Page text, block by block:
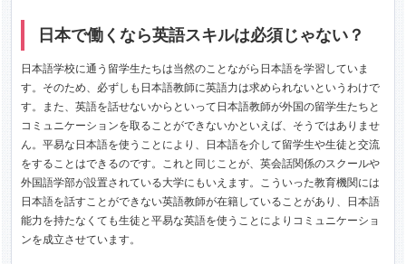
日本で働くなら英語スキルは必須じゃない？
日本語学校に通う留学生たちは当然のことながら日本語を学習していま
す。そのため、必ずしも日本語教師に英語力は求められないというわけで
す。また、英語を話せないからといって日本語教師が外国の留学生たちと
コミュニケーションを取ることができないかといえば、そうではありませ
ん。平易な日本語を使うことにより、日本語を介して留学生や生徒と交流
をすることはできるのです。これと同じことが、英会話関係のスクールや
外国語学部が設置されている大学にもいえます。こういった教育機関には
日本語を話すことができない英語教師が在籍していることがあり、日本語
能力を持たなくても生徒と平易な英語を使うことによりコミュニケーショ
ンを成立させています。